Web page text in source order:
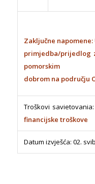
Zaključne
primjedba/prijedlog
pomorskim
dobrom na području
Troškovi savietovania:
financijske troškove
Datum izvješća: 02.